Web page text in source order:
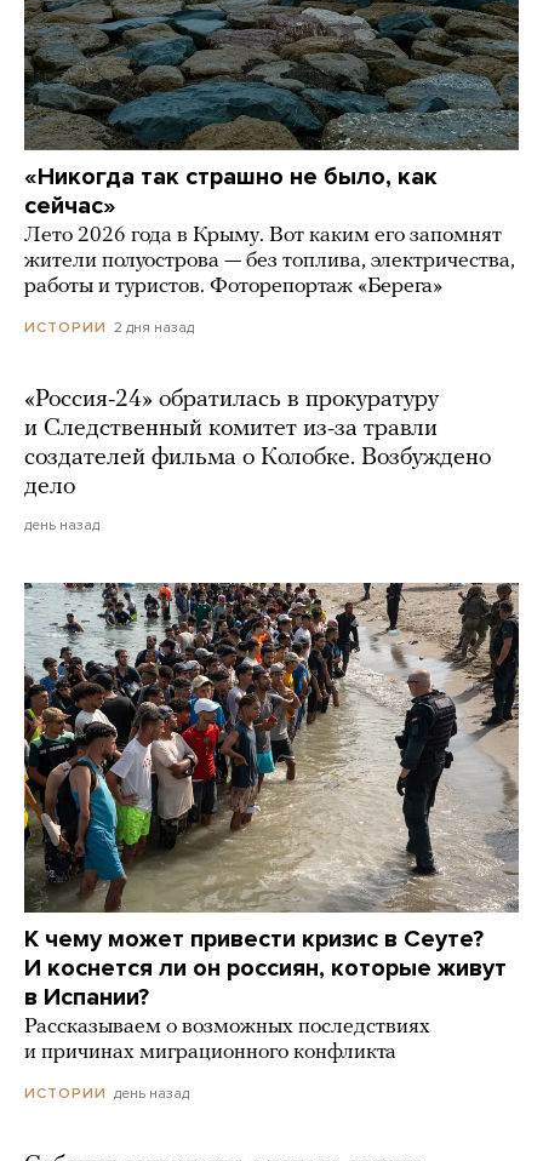
«Никогда так страшно не было, как
сейчас»
Лето 2026 года в Крыму. Вот каким его запомнят
жители полуострова — без топлива, электричества,
работы и туристов. Фоторепортаж «Берега»
ИСТОРИИ 2 дня назад
«Россия-24» обратилась в прокуратуру
и Следственный комитет из-за травли
создателей фильма о Колобке. Возбуждено
дело
день назад
К чему может привести кризис в Сеуте?
И коснется ли он россиян, которые живут
в Испании?
Рассказываем о возможных последствиях
и причинах миграционного конфликта
ИСТОРИИ день назад